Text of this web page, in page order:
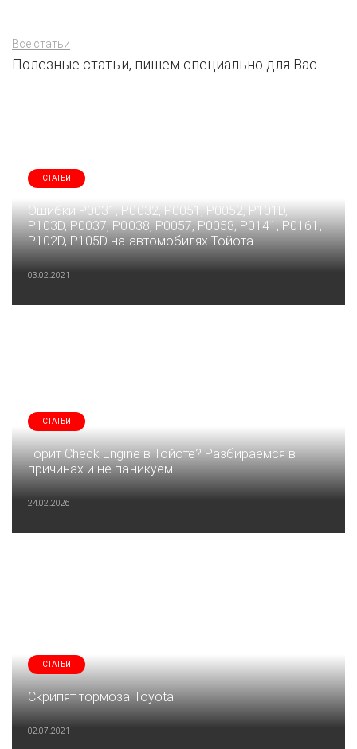
Все статьи
Полезные статьи, пишем специально для Вас
СТАТЬИ
Ошибки P0031, P0032, P0051, P0052, P101D,
P103D, P0037, P0038, P0057, P0058, P0141, P0161,
P102D, P105D на автомобилях Тойота
03.02.2021
СТАТЬИ
Горит Check Engine в Тойоте? Разбираемся в
причинах и не паникуем
24.02.2026
СТАТЬИ
Скрипят тормоза Toyota
02.07.2021